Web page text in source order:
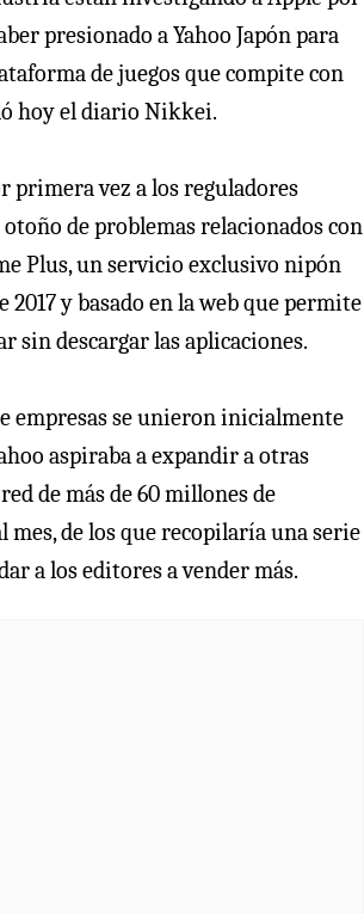
presionado a Yahoo Japón para
de juegos que compite con
hoy el diario Nikkei.
primera vez a los reguladores
de problemas relacionados con
Plus, un servicio exclusivo nipón
2017 y basado en la web que permite
sin descargar las aplicaciones.
empresas se unieron inicialmente
aspiraba a expandir a otras
de más de 60 millones de
mes, de los que recopilaría una serie
a los editores a vender más.